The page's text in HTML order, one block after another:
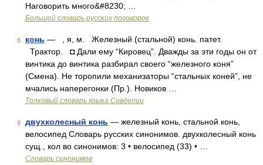
Наговорить много&#8230; …
Большой словарь русских поговорок
8 конь — , я, м. Железный (стальной) конь. патет.
Трактор. ◘ Дали ему “Кировец”. Дважды за эти годы он от
винтика до винтика разбирал своего “железного коня”
(Смена). Не торопили механизаторы “стальных коней”, не
мчались наперегонки (Пр.). Новиков …
Толковый словарь языка Совдепии
9 двухколесный конь — железный конь, стальной конь,
велосипед Словарь русских синонимов. двухколесный конь
сущ., кол во синонимов: 3 • велосипед (33) • …
Словарь синонимов